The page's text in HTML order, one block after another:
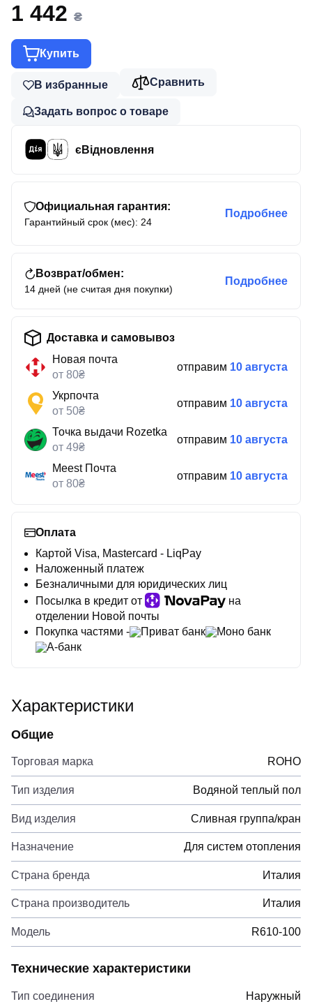
1 442 ₴
Купить
В избранные Сравнить
Задать вопрос о товаре
єВідновлення
Официальная гарантия:
Гарантийный срок (мес): 24
Подробнее
Возврат/обмен:
14 дней (не считая дня покупки)
Подробнее
Доставка и самовывоз
Новая почта
от 80₴
отправим 10 августа
Укрпочта
от 50₴
отправим 10 августа
Точка выдачи Rozetka
от 49₴
отправим 10 августа
Meest Почта
от 80₴
отправим 10 августа
Оплата
Картой Visa, Mastercard - LiqPay
Наложенный платеж
Безналичными для юридических лиц
Посылка в кредит от
на
отделении Новой почты
Покупка частями -
Приват банк
Моно банк
А-банк
Характеристики
Общие
Торговая марка ROHO
Тип изделия Водяной теплый пол
Вид изделия Сливная группа/кран
Назначение Для систем отопления
Страна бренда Италия
Страна производитель Италия
Модель R610-100
Технические характеристики
Тип соединения Наружный